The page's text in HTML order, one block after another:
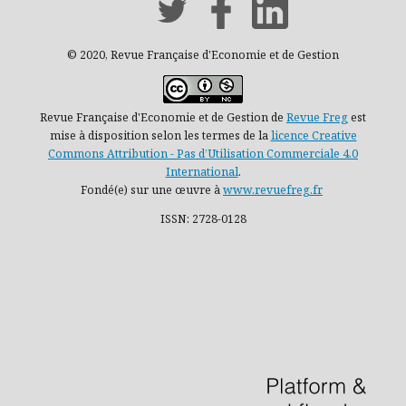
© 2020, Revue Française d'Economie et de Gestion
Revue Française d'Economie et de Gestion de Revue Fregest
mise à disposition selon les termes de lalicence Creative
Commons Attribution - Pas d’Utilisation Commerciale 4.0
International.
Fondé(e) sur une œuvre àwww.revuefreg.fr
ISSN: 2728-0128